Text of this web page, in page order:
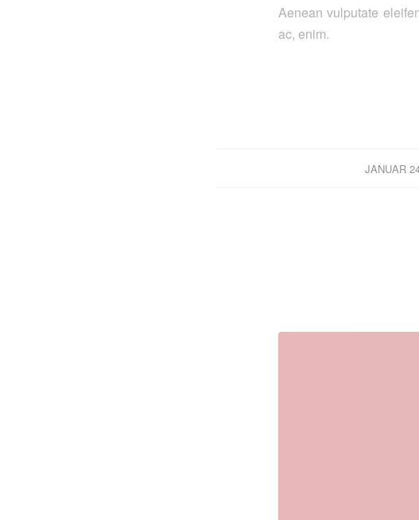
Aenean vulputate
ac, enim.
JANUAR /